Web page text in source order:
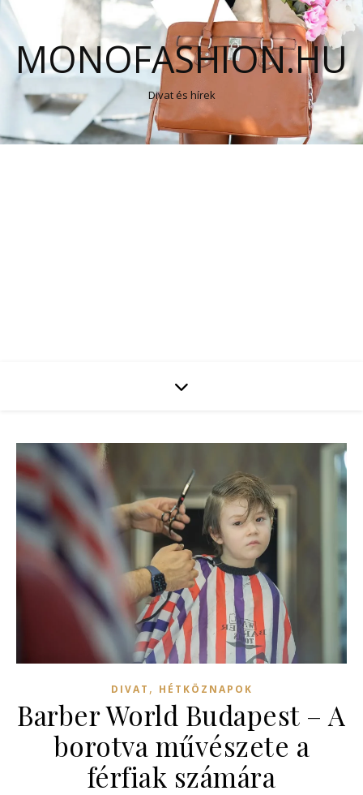
MONOFASHION.HU
Divat és hírek
DIVAT , HÉTKÖZNAPOK
Barber World Budapest – A
borotva művészete a
férfiak számára